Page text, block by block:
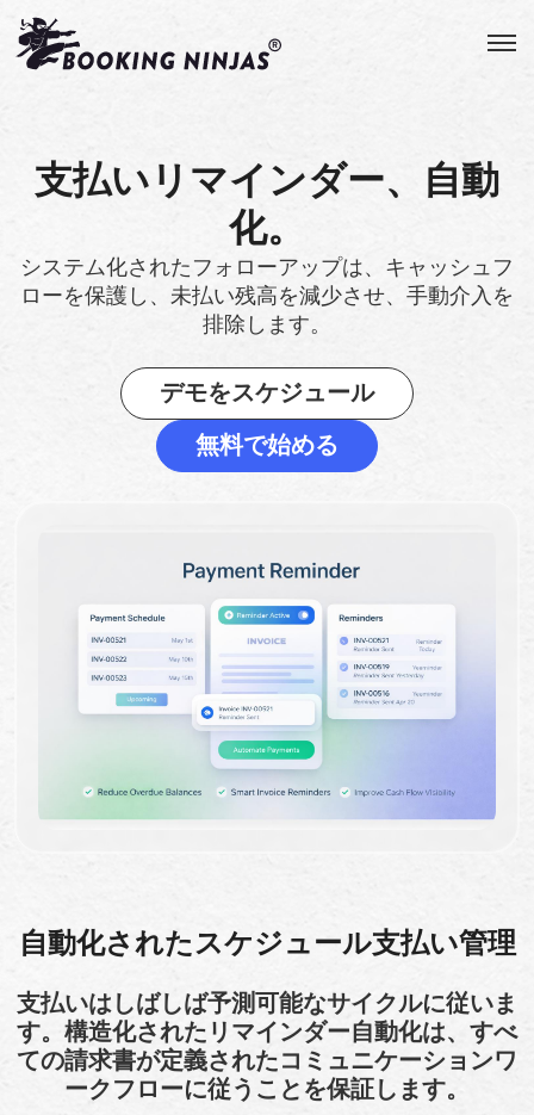
支払いリマインダー、自動
化。
システム化されたフォローアップは、キャッシュフ
ローを保護し、未払い残高を減少させ、手動介入を
排除します。
デモをスケジュール
無料で始める
自動化されたスケジュール支払い管理
支払いはしばしば予測可能なサイクルに従いま
す。構造化されたリマインダー自動化は、すべ
ての請求書が定義されたコミュニケーションワ
ークフローに従うことを保証します。